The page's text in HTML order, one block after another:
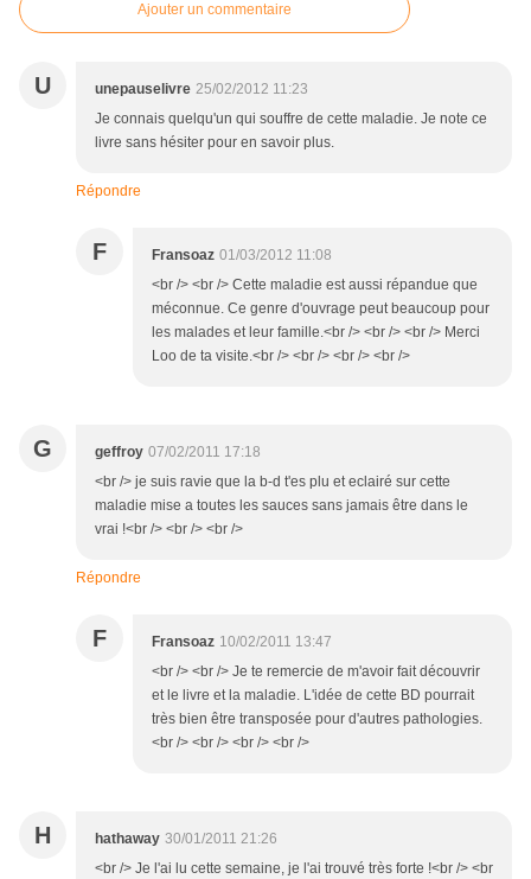
Ajouter un commentaire
U unepauselivre 25/02/2012 11:23
Je connais quelqu'un qui souffre de cette maladie. Je note ce
livre sans hésiter pour en savoir plus.
Répondre
F Fransoaz 01/03/2012 11:08
<br /> <br /> Cette maladie est aussi répandue que
méconnue. Ce genre d'ouvrage peut beaucoup pour
les malades et leur famille.<br /> <br /> <br /> Merci
Loo de ta visite.<br /> <br /> <br /> <br />
G geffroy 07/02/2011 17:18
<br /> je suis ravie que la b-d t'es plu et eclairé sur cette
maladie mise a toutes les sauces sans jamais être dans le
vrai !<br /> <br /> <br />
Répondre
F Fransoaz 10/02/2011 13:47
<br /> <br /> Je te remercie de m'avoir fait découvrir
et le livre et la maladie. L'idée de cette BD pourrait
très bien être transposée pour d'autres pathologies.
<br /> <br /> <br /> <br />
H hathaway 30/01/2011 21:26
<br /> Je l'ai lu cette semaine, je l'ai trouvé très forte !<br /> <br